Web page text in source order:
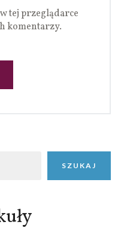
tej przeglądarce
komentarzy.
SZUKAJ